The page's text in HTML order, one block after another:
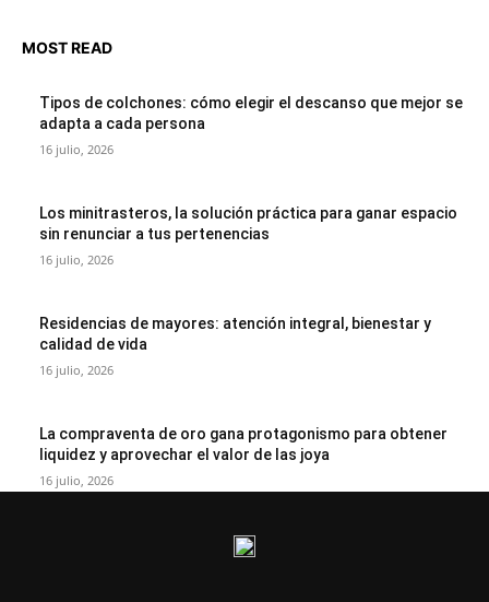
MOST READ
Tipos de colchones: cómo elegir el descanso que mejor se
adapta a cada persona
16 julio, 2026
Los minitrasteros, la solución práctica para ganar espacio
sin renunciar a tus pertenencias
16 julio, 2026
Residencias de mayores: atención integral, bienestar y
calidad de vida
16 julio, 2026
La compraventa de oro gana protagonismo para obtener
liquidez y aprovechar el valor de las joya
16 julio, 2026